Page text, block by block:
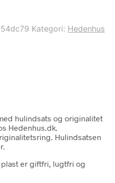
Kategori: Hedenhus
hulindsats og originalitet
Hedenhus.dk.
Hulindsatsen
plast er giftfri, lugtfri og